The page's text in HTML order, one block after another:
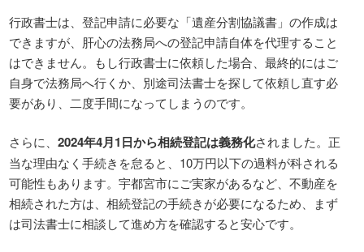
行政書士は、登記申請に必要な「遺産分割協議書」の作成は
できますが、肝心の法務局への登記申請自体を代理すること
はできません。もし行政書士に依頼した場合、最終的にはご
自身で法務局へ行くか、別途司法書士を探して依頼し直す必
要があり、二度手間になってしまうのです。
さらに、2024年4月1日から相続登記は義務化されました。正
当な理由なく手続きを怠ると、10万円以下の過料が科される
可能性もあります。宇都宮市にご実家があるなど、不動産を
相続された方は、相続登記の手続きが必要になるため、まず
は司法書士に相談して進め方を確認すると安心です。